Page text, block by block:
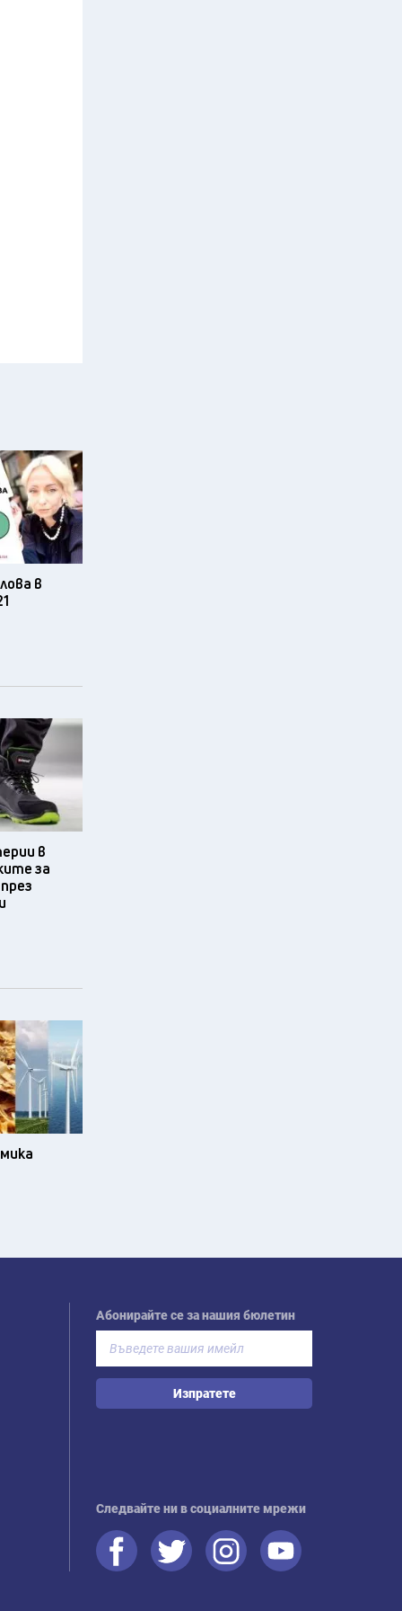
в
в
за
Абонирайте се за нашия бюлетин
Изпратете
Следвайте ни в социалните мрежи